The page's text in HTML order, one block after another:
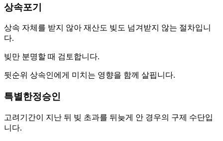
상속포기
상속 자체를 받지 않아 재산도 빚도 넘겨받지 않는 절차입니
다.
빚만 분명할 때 검토합니다.
뒷순위 상속인에게 미치는 영향을 함께 살핍니다.
특별한정승인
고려기간이 지난 뒤 빚 초과를 뒤늦게 안 경우의 구제 수단입
니다.